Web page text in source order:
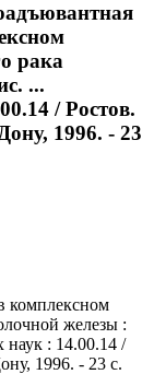
рака
...
/ Ростов.
1996. - 23
комплексном
железы :
наук : 14.00.14 /
1996. - 23 с.